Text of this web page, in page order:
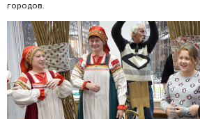
городов.